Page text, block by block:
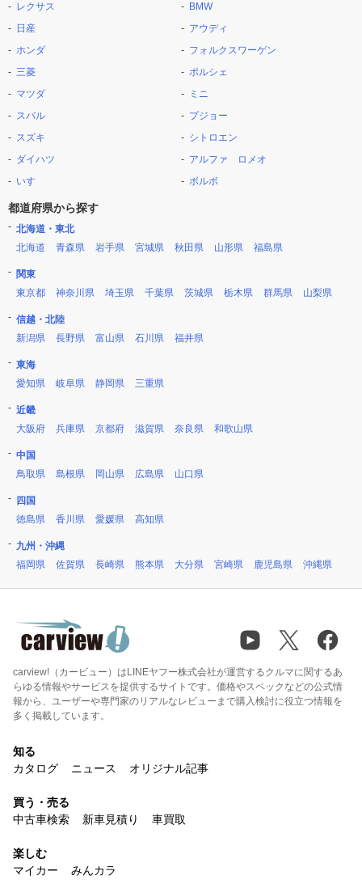
レクサス
日産
ホンダ
三菱
マツダ
スバル
スズキ
ダイハツ
いすゞ
BMW
アウディ
フォルクスワーゲン
ポルシェ
ミニ
プジョー
シトロエン
アルファ ロメオ
ボルボ
都道府県から探す
北海道・東北
北海道
青森県 岩手県 宮城県 秋田県 山形県 福島県
関東
東京都
神奈川県 埼玉県 千葉県 茨城県 栃木県 群馬県 山梨県
信越・北陸
新潟県
長野県 富山県 石川県 福井県
東海
愛知県
岐阜県 静岡県 三重県
近畿
大阪府
兵庫県 京都府 滋賀県 奈良県 和歌山県
中国
鳥取県
島根県 岡山県 広島県 山口県
四国
徳島県
香川県 愛媛県 高知県
九州・沖縄
福岡県
佐賀県 長崎県 熊本県 大分県 宮崎県 鹿児島県 沖縄県
carview!（カービュー）はLINEヤフー株式会社が運営するクルマに関するあ
らゆる情報やサービスを提供するサイトです。価格やスペックなどの公式情
報から、ユーザーや専門家のリアルなレビューまで購入検討に役立つ情報を
多く掲載しています。
知る
カタログ
ニュース オリジナル記事
買う・売る
中古車検索
新車見積り 車買取
楽しむ
マイカー
みんカラ